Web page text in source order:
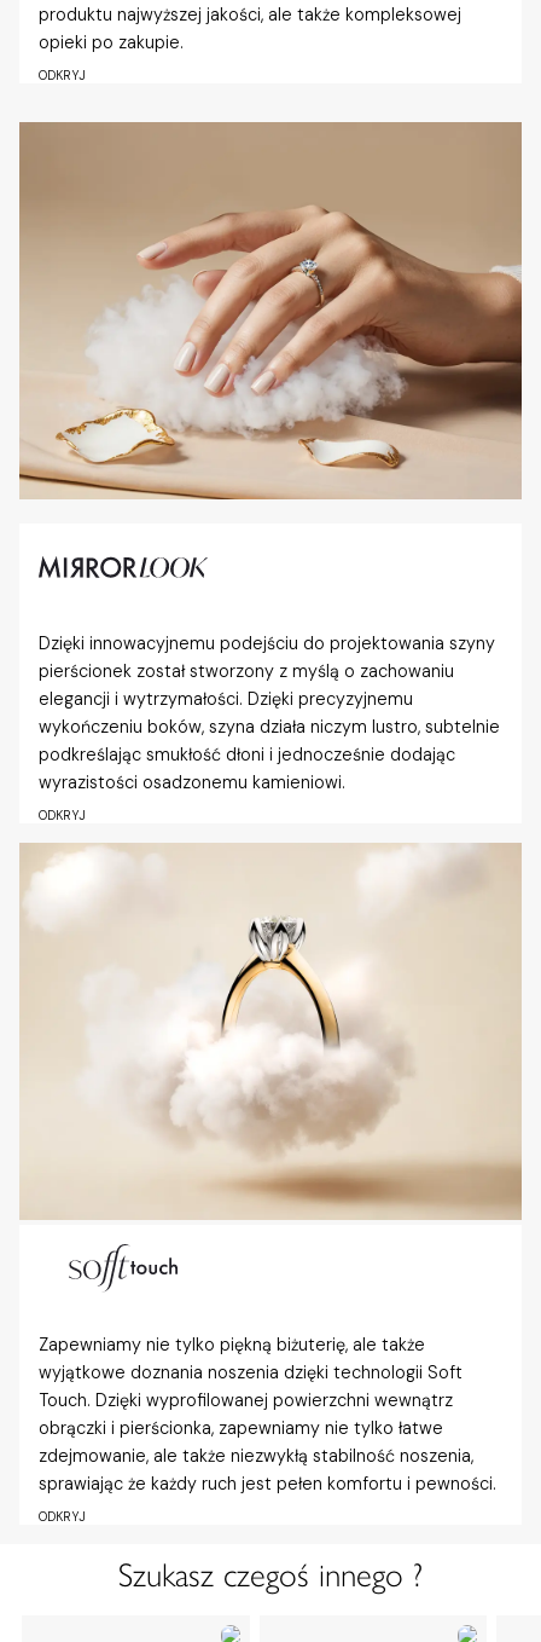
produktu najwyższej jakości, ale także kompleksowej
opieki po zakupie.
ODKRYJ
Dzięki innowacyjnemu podejściu do projektowania szyny
pierścionek został stworzony z myślą o zachowaniu
elegancji i wytrzymałości. Dzięki precyzyjnemu
wykończeniu boków, szyna działa niczym lustro, subtelnie
podkreślając smukłość dłoni i jednocześnie dodając
wyrazistości osadzonemu kamieniowi.
ODKRYJ
Zapewniamy nie tylko piękną biżuterię, ale także
wyjątkowe doznania noszenia dzięki technologii Soft
Touch. Dzięki wyprofilowanej powierzchni wewnątrz
obrączki i pierścionka, zapewniamy nie tylko łatwe
zdejmowanie, ale także niezwykłą stabilność noszenia,
sprawiając że każdy ruch jest pełen komfortu i pewności.
ODKRYJ
Szukasz czegoś innego ?